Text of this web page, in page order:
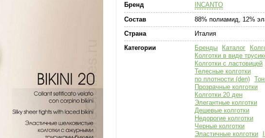
Бренд
INCANTO
Состав
88% полиамид, 12%
Страна
Италия
Категории
Бренды Каталог
Колготки в виде
Колготки с ластовицей
Телесные колготки
по плотности (den)
Прозрачные колготки
Колготки 20 ден
Элегантные колготки
Дешевые колготки
Недорогие колготки
Черные колготки
Эластичные колготки